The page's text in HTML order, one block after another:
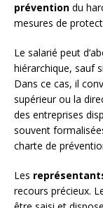
prévention du
mesures de
Le salarié peut
hiérarchique, sauf
Dans ce cas, il
supérieur ou la
des entreprises
souvent
charte de
Les
recours précieux.